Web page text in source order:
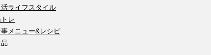
ライフスタイル
レ
メニュー&レシピ